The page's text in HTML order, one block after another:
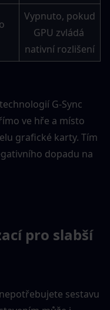
Vypnuto, pokud
GPU zvládá
nativní rozlišení
G-Sync
ve hře a místo
grafické karty. Tím
dopadu na
pro slabší
sestavu